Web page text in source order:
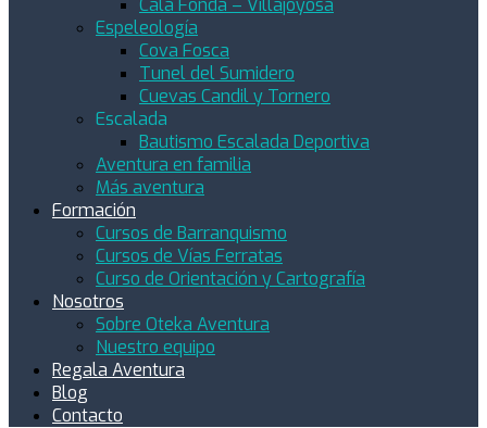
Cala Fonda – Villajoyosa
Espeleología
Cova Fosca
Tunel del Sumidero
Cuevas Candil y Tornero
Escalada
Bautismo Escalada Deportiva
Aventura en familia
Más aventura
Formación
Cursos de Barranquismo
Cursos de Vías Ferratas
Curso de Orientación y Cartografía
Nosotros
Sobre Oteka Aventura
Nuestro equipo
Regala Aventura
Blog
Contacto